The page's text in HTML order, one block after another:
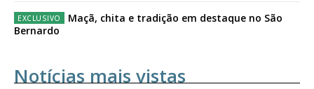
Maçã, chita e tradição em destaque no São
Bernardo
Notícias mais vistas